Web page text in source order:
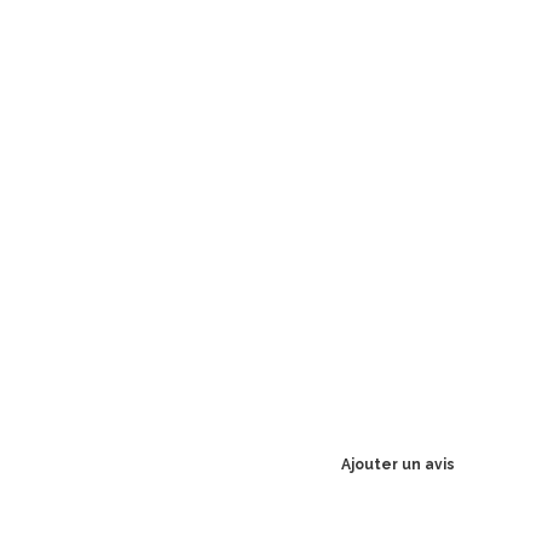
Ajouter un avis